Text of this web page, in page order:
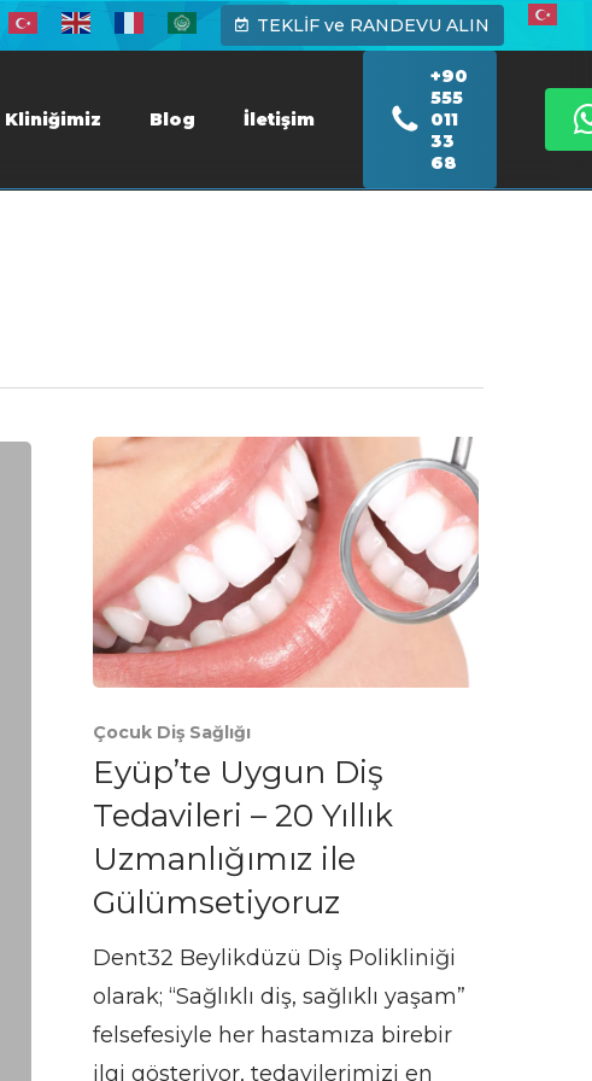
TEKLİF ve RANDEVU ALIN
Kliniğimiz Blog İletişim
+90
555
011
33
68
Çocuk Diş Sağlığı
Eyüp’te Uygun Diş
Tedavileri – 20 Yıllık
Uzmanlığımız ile
Gülümsetiyoruz
Dent32 Beylikdüzü Diş Polikliniği
olarak; “Sağlıklı diş, sağlıklı yaşam”
felsefesiyle her hastamıza birebir
ilgi gösteriyor, tedavilerimizi en